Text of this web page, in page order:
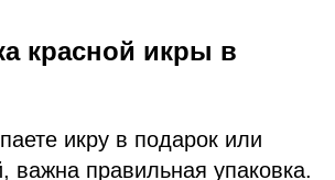
красной икры в
икру в подарок или
важна правильная упаковка.